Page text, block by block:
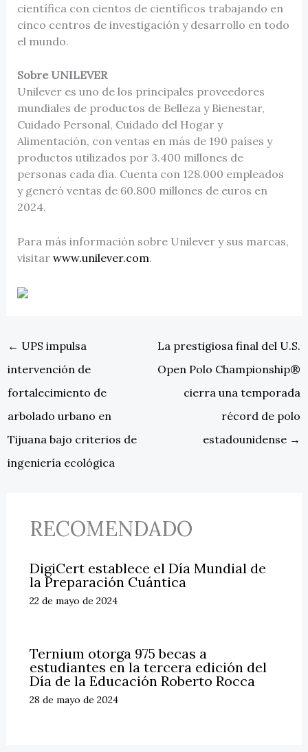
científica con cientos de científicos trabajando en
cinco centros de investigación y desarrollo en todo
el mundo.
Sobre UNILEVER
Unilever es uno de los principales proveedores
mundiales de productos de Belleza y Bienestar,
Cuidado Personal, Cuidado del Hogar y
Alimentación, con ventas en más de 190 países y
productos utilizados por 3.400 millones de
personas cada día. Cuenta con 128.000 empleados
y generó ventas de 60.800 millones de euros en
2024.
Para más información sobre Unilever y sus marcas,
visitar www.unilever.com.
← UPS impulsa
intervención de
fortalecimiento de
arbolado urbano en
Tijuana bajo criterios de
ingeniería ecológica
La prestigiosa final del U.S.
Open Polo Championship®
cierra una temporada
récord de polo
estadounidense →
RECOMENDADO
DigiCert establece el Día Mundial de
la Preparación Cuántica
22 de mayo de 2024
Ternium otorga 975 becas a
estudiantes en la tercera edición del
Día de la Educación Roberto Rocca
28 de mayo de 2024